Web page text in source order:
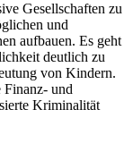
Gesellschaften zu
und
aufbauen. Es geht
deutlich zu
von Kindern.
Finanz- und
Kriminalität